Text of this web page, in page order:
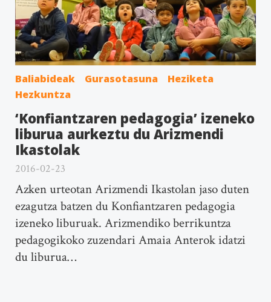
Baliabideak Gurasotasuna
Heziketa
Hezkuntza
‘Konfiantzaren pedagogia’ izeneko
liburua aurkeztu du Arizmendi
Ikastolak
2016-02-23
Azken urteotan Arizmendi Ikastolan jaso duten
ezagutza batzen du Konfiantzaren pedagogia
izeneko liburuak. Arizmendiko berrikuntza
pedagogikoko zuzendari Amaia Anterok idatzi
du liburua…